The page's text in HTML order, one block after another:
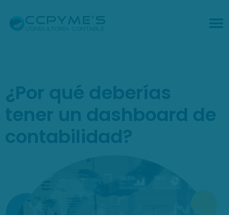
¿Por qué deberías
tener un dashboard de
contabilidad?